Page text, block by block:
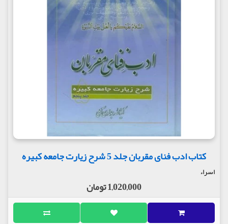
کتاب ادب فنای مقربان جلد 5 شرح زیارت جامعه کبیره
اسراء
1,020,000 تومان